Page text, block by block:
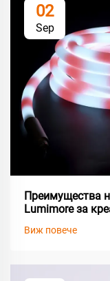
02
Sep
Преимущества
Lumimore за
Виж повече